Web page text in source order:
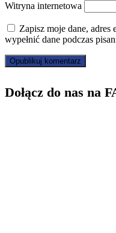
Witryna internetowa
Zapisz moje dane,
wypełnić dane podczas
Dołącz do nas na